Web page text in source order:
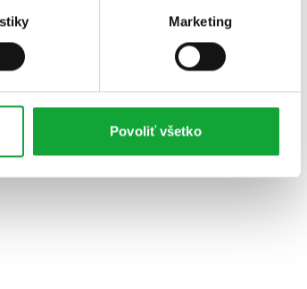
Marketing
Povoliť všetko